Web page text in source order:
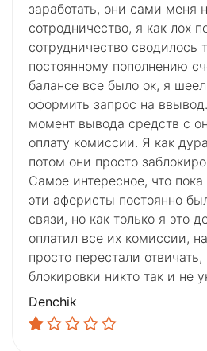
заработать, они сами меня
сотродничество, я как лох
сотрудничество сводилось
постоянному пополнению
балансе все было ок, я
оформить запрос на
момент вывода средств с
оплату комиссии. Я как
потом они просто
Самое интересное, что
эти аферисты постоянно
связи, но как только я это
оплатил все их комиссии,
просто перестали
блокировки никто так и не
Denchik